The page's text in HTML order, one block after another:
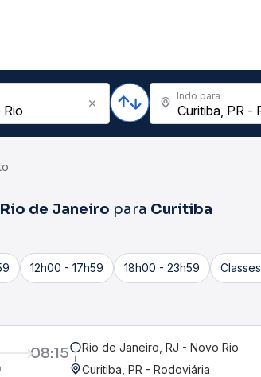
Indo para
Rio de Janeiro para Curitiba
12h00 - 17h59 18h00 - 23h59 Classes
08:15
Rio de Janeiro, RJ - Novo Rio
Curitiba, PR - Rodoviária